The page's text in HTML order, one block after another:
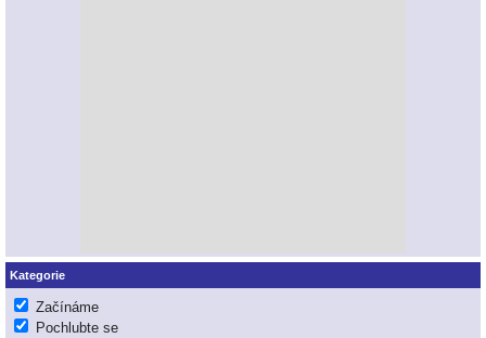
Kategorie
Začínáme
Pochlubte se